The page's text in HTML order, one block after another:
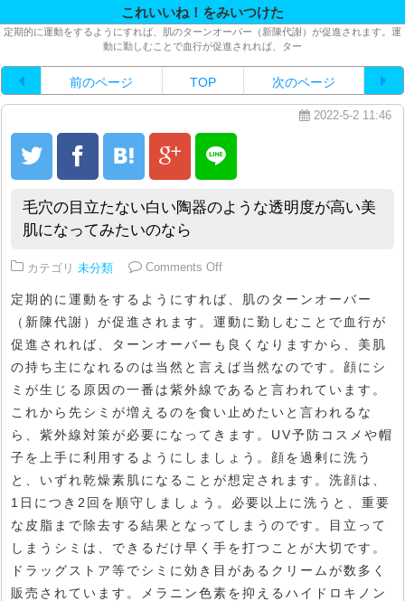
これいいね！をみいつけた
定期的に運動をするようにすれば、肌のターンオーバー（新陳代謝）が促進されます。運
動に勤しむことで血行が促進されれば、ター
前のページ TOP 次のページ
2022-5-2 11:46
毛穴の目立たない白い陶器のような透明度が高い美
肌になってみたいのなら
カテゴリ 未分類 Comments Offon 毛穴の目立たない白い陶器の
定期的に運動をするようにすれば、肌のターンオーバー
（新陳代謝）が促進されます。運動に勤しむことで血行が
促進されれば、ターンオーバーも良くなりますから、美肌
の持ち主になれるのは当然と言えば当然なのです。顔にシ
ミが生じる原因の一番は紫外線であると言われています。
これから先シミが増えるのを食い止めたいと言われるな
ら、紫外線対策が必要になってきます。UV予防コスメや帽
子を上手に利用するようにしましょう。顔を過剰に洗う
と、いずれ乾燥素肌になることが想定されます。洗顔は、
1日につき2回を順守しましょう。必要以上に洗うと、重要
な皮脂まで除去する結果となってしまうのです。目立って
しまうシミは、できるだけ早く手を打つことが大切です。
ドラッグストア等でシミに効き目があるクリームが数多く
販売されています。メラニン色素を抑えるハイドロキノン